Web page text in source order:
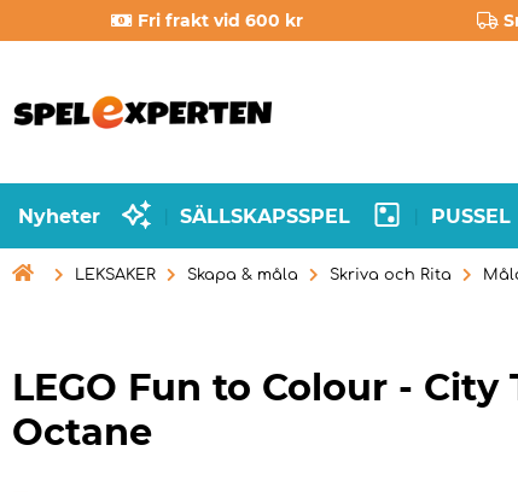
Fri frakt vid 600 kr
Nyheter SÄLLSKAPSSPEL PUSSEL
 LEKSAKER Skapa & måla Skriva och Rita
LEGO Fun to Colour - City
Octane